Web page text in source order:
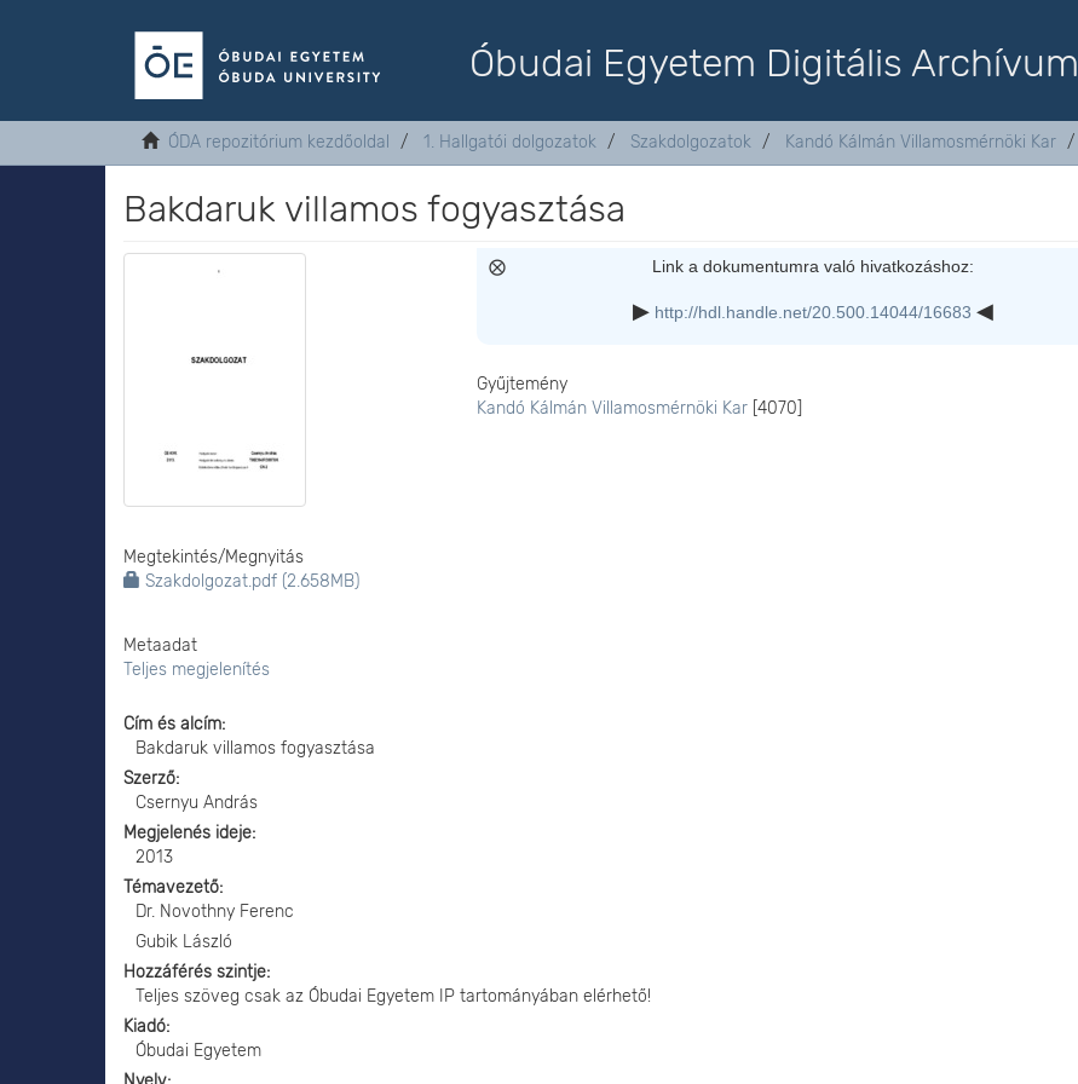
Óbudai Egyetem Digitális Archívum
ÓDA repozitórium kezdőoldal 1. Hallgatói dolgozatok Szakdolgozatok Kandó Kálmán Villamosmérnöki Kar
Bakdaruk villamos fogyasztása
Megtekintés/Megnyitás
Szakdolgozat.pdf (2.658MB)
Metaadat
Teljes megjelenítés
Link a dokumentumra való hivatkozáshoz:
http://hdl.handle.net/20.500.14044/16683
Gyűjtemény
Kandó Kálmán Villamosmérnöki Kar [4070]
Cím és alcím
Bakdaruk villamos fogyasztása
Szerző
Csernyu András
Megjelenés ideje
2013
Témavezető
Dr. Novothny Ferenc
Gubik László
Hozzáférés szintje
Teljes szöveg csak az Óbudai Egyetem IP tartományában elérhető!
Kiadó
Óbudai Egyetem